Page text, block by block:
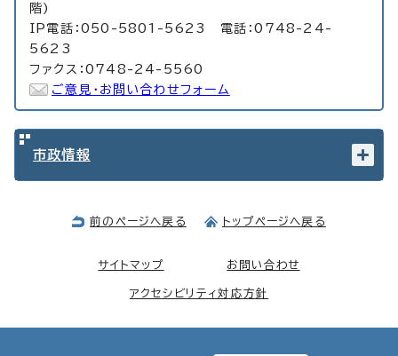
階)
IP電話：050-5801-5623 電話：0748-24-
5623
ファクス：0748-24-5560
ご意見・お問い合わせフォーム
市政情報
前のページへ戻る トップページへ戻る
サイトマップ お問い合わせ
アクセシビリティ対応方針